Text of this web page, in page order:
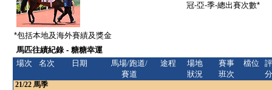
冠-亞-季-總出賽次數*
*包括本地及海外賽績及獎金
馬匹往績紀錄 - 糖糖幸運
場次
名次 日期
馬場/跑道/
賽道
途程
場地
狀況
賽事
班次
檔位
評
分
21/22 馬季